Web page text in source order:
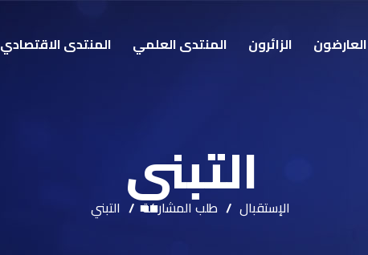
العارضون الزائرون المنتدى العلمي المنتدى الاقتصادي
التبنيالإستقبال / طلب المشاركة / التبني